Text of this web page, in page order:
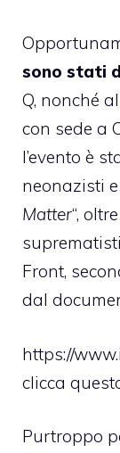
sono stati
Q, nonché
con sede a
l’evento è
neonazisti
Matter“,
Front,
dal
https://
clicca
Purtroppo